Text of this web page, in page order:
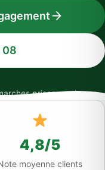
08
prises en charge
4,8/5
moyenne clients